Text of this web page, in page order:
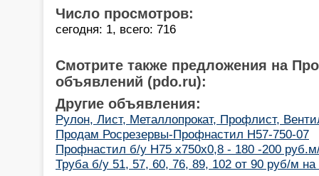
Число просмотров:
сегодня: 1, всего: 716
Смотрите также предложения на
объявлений (pdo.ru):
Другие объявления:
Рулон, Лист, Металлопрокат, Профлист,
Продам Росрезервы-Профнастил Н57-750-07
Профнастил б/у Н75 х750х0,8 - 180 -200
Труба б/у 51, 57, 60, 76, 89, 102 от 90 руб/м